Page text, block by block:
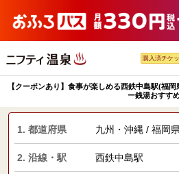
購入済チケ
【クーポンあり】食事が楽しめる西鉄中島駅(福
ー銭湯おすす
1. 都道府県 九州・沖縄 / 福岡県
2. 沿線・駅 西鉄中島駅